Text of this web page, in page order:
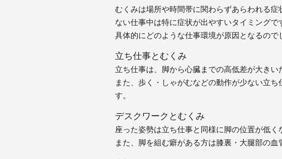
むくみは場所や時間帯に関わらずあらわれる
ない仕事中は特に症状が出やすいタイミングで
具体的にどのような仕事環境が原因となるので
立ち仕事とむくみ
立ち仕事は、 脚から心臓までの高低差が大き
また、歩く・しゃがむなどの動作が少ない立
す。
デスクワークとむくみ
座った姿勢は立ち仕事と同様に脚の位置が低
また、 脚を組む癖がある方は膝裏・大腿部の